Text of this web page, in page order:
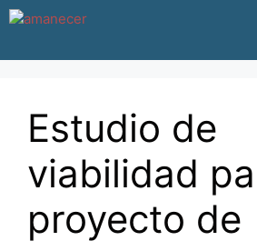
Saltar
contenido
Estudio de
viabilidad
proyecto de